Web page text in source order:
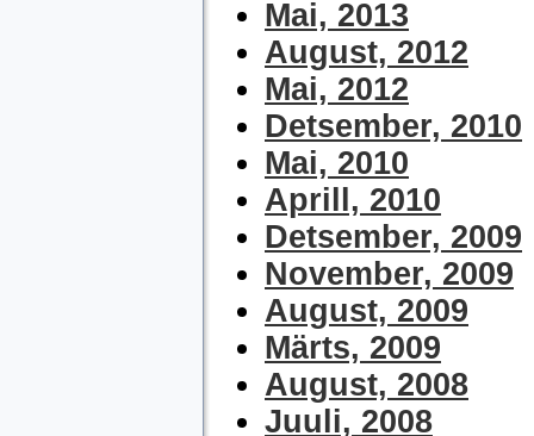
Mai, 2013
August, 2012
Mai, 2012
Detsember, 2010
Mai, 2010
Aprill, 2010
Detsember, 2009
November, 2009
August, 2009
Märts, 2009
August, 2008
Juuli, 2008